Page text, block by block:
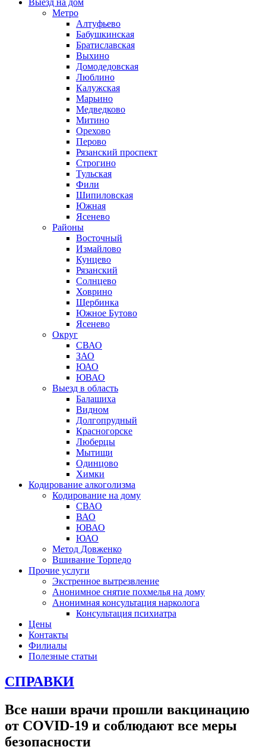
Выезд на дом
Метро
Алтуфьево
Бабушкинская
Братиславская
Выхино
Домодедовская
Люблино
Калужская
Марьино
Медведково
Митино
Орехово
Перово
Рязанский проспект
Строгино
Тульская
Фили
Шипиловская
Южная
Ясенево
Районы
Восточный
Измайлово
Кунцево
Рязанский
Солнцево
Ховрино
Щербинка
Южное Бутово
Ясенево
Округ
СВАО
ЗАО
ЮАО
ЮВАО
Выезд в область
Балашиха
Видном
Долгопрудный
Красногорске
Люберцы
Мытищи
Одинцово
Химки
Кодирование алкоголизма
Кодирование на дому
СВАО
ВАО
ЮВАО
ЮАО
Метод Довженко
Вшивание Торпедо
Прочие услуги
Экстренное вытрезвление
Анонимное снятие похмелья на дому
Анонимная консультация нарколога
Консультация психиатра
Цены
Контакты
Филиалы
Полезные статьи
СПРАВКИ
Все наши врачи прошли вакцинацию
от COVID-19 и соблюдают все меры
безопасности